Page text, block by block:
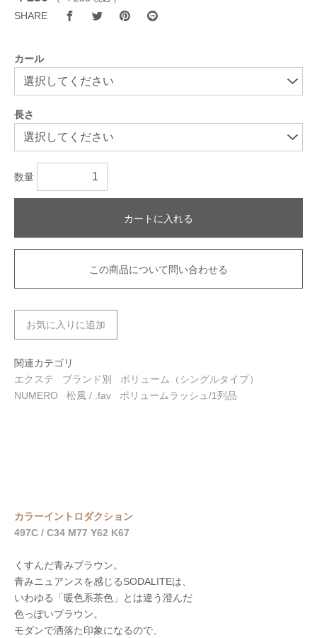
SHARE
カール
長さ
数量
カートに入れる
この商品について問い合わせる
お気に入りに追加
関連カテゴリ
エクステ
ブランド別
ボリューム（シングルタイプ）
NUMERO
松風 / .fav ボリュームラッシュ/1列品
カラーイントロダクション
497C / C34 M77 Y62 K67
くすんだ青みブラウン。
青みニュアンスを感じるSODALITEは、
いわゆる「暖色系茶色」とは違う澄んだ
色っぽいブラウン。
モダンで洒落た印象になるので、